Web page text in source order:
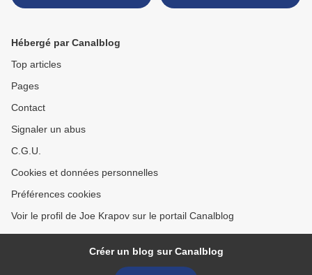
Style enfantin truffé de
le 1er août 2024 (1) >
Hébergé par Canalblog
Top articles
Pages
Contact
Signaler un abus
C.G.U.
Cookies et données personnelles
Préférences cookies
Voir le profil de Joe Krapov sur le portail Canalblog
Créer un blog sur Canalblog